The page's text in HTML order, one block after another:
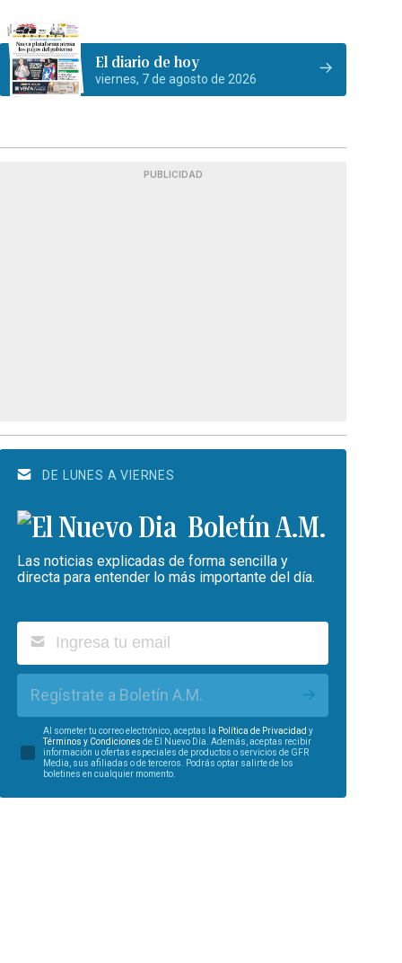
El diario de hoy
viernes, 7 de agosto de 2026
PUBLICIDAD
DE LUNES A VIERNES
Boletín A.M.
Las noticias explicadas de forma sencilla y
directa para entender lo más importante del día.
Regístrate a Boletín A.M.
Al someter tu correo electrónico, aceptas la Política de Privacidad y
Términos y Condiciones de El Nuevo Día. Además, aceptas recibir
información u ofertas especiales de productos o servicios de GFR
Media, sus afiliadas o de terceros. Podrás optar salirte de los
boletines en cualquier momento.